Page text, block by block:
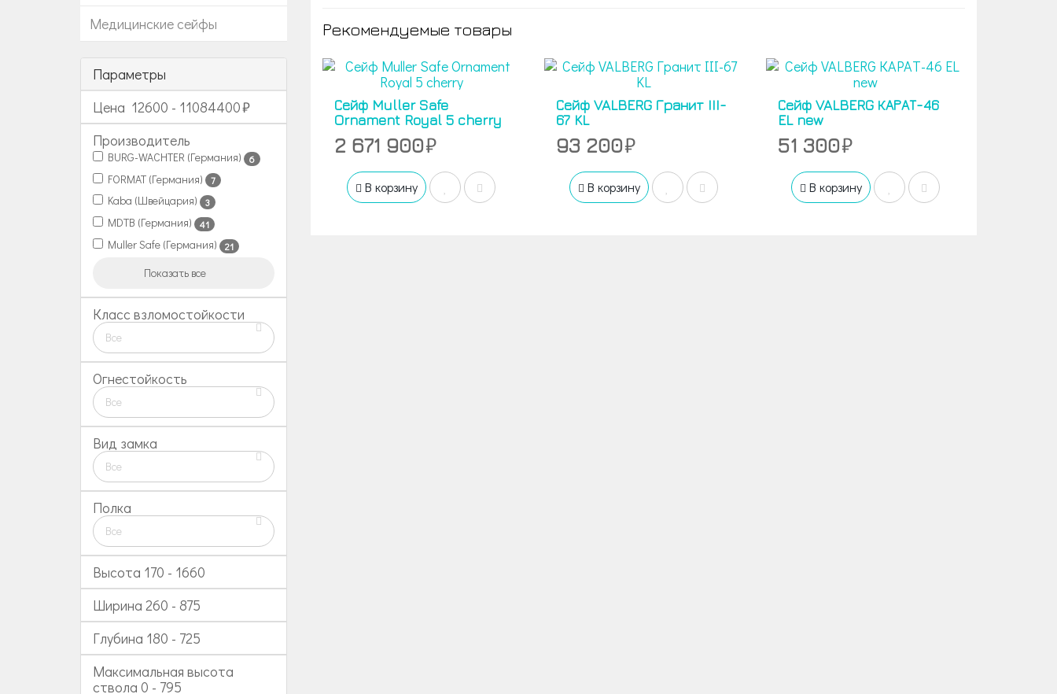
Медицинские сейфы
Параметры
Цена 12600 - 11084400
Производитель
BURG-WACHTER (Германия) 6
FORMAT (Германия) 7
Kaba (Швейцария) 3
MDTB (Германия) 41
Muller Safe (Германия) 21
Показать все
Класс взломостойкости
Все
Огнестойкость
Все
Вид замка
Все
Полка
Все
Высота 170 - 1660
Ширина 260 - 875
Глубина 180 - 725
Максимальная высота
ствола 0 - 795
Рекомендуемые товары
Сейф Muller Safe
Ornament Royal 5 cherry
2 671 900
В корзину
Сейф VALBERG Гранит III-
67 KL
93 200
В корзину
Сейф VALBERG КАРАТ-46
EL new
51 300
В корзину